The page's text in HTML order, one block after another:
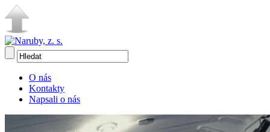
O nás
Kontakty
Napsali o nás